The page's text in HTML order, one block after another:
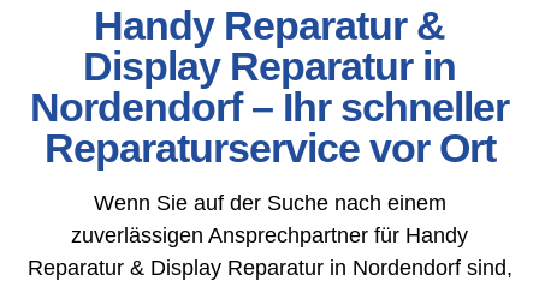
Handy Reparatur &
Display Reparatur in
Nordendorf – Ihr schneller
Reparaturservice vor Ort
Wenn Sie auf der Suche nach einem
zuverlässigen Ansprechpartner für Handy
Reparatur & Display Reparatur in Nordendorf sind,